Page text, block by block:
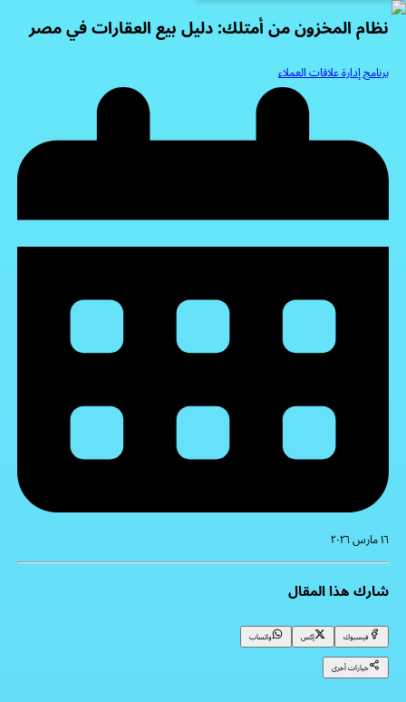
نظام المخزون من أمتلك: دليل بيع العقارات في مصر
برنامج إدارة علاقات العملاء
١٦ مارس ٢٠٢٦
شارك هذا المقال
فيسبوك إكس
واتساب
خيارات أخرى